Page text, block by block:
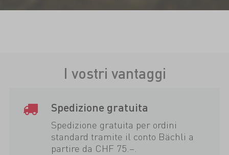
I vostri vantaggi
Spedizione gratuita
Spedizione gratuita per ordini
standard tramite il conto Bächli a
partire da CHF 75.–.